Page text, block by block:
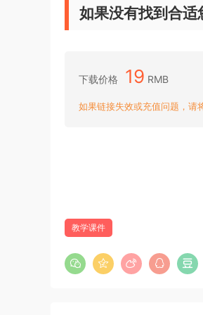
如果没有找到合适
下载价格 19 RMB
如果链接失效或充值问题，请
教学课件